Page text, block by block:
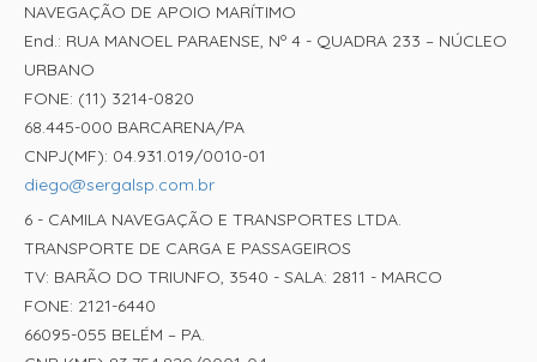
NAVEGAÇÃO DE APOIO MARÍTIMO
End.: RUA MANOEL PARAENSE, Nº 4 - QUADRA 233 – NÚCLEO
URBANO
FONE: (11) 3214-0820
68.445-000 BARCARENA/PA
CNPJ(MF): 04.931.019/0010-01
diego@sergalsp.com.br
6 - CAMILA NAVEGAÇÃO E TRANSPORTES LTDA.
TRANSPORTE DE CARGA E PASSAGEIROS
TV: BARÃO DO TRIUNFO, 3540 - SALA: 2811 - MARCO
FONE: 2121-6440
66095-055 BELÉM – PA.